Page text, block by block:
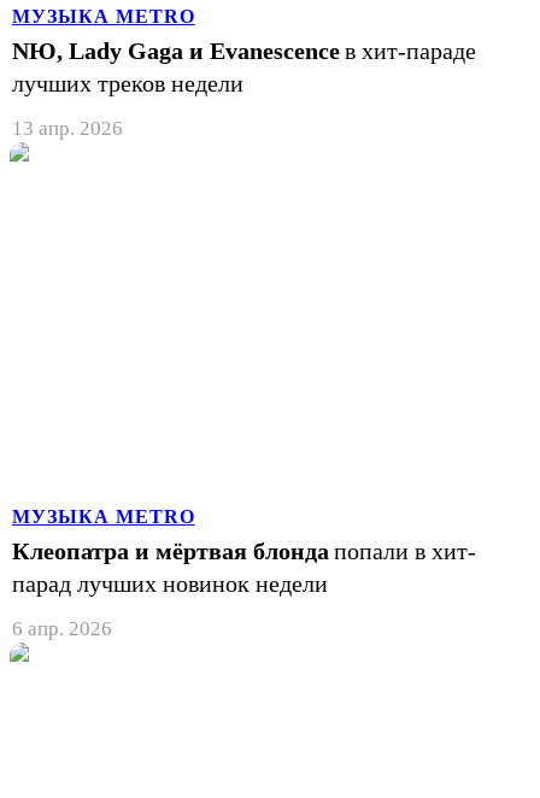
МУЗЫКА METRO
NЮ, Lady Gaga и Evanescenceв хит-параде
лучших треков недели
13 апр. 2026
МУЗЫКА METRO
Клеопатра и мёртвая блонда попали в хит-
парад лучших новинок недели
6 апр. 2026